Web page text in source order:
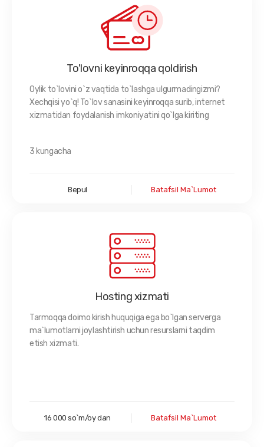
To'lovni keyinroqqa qoldirish
Oylik to`lovini o`z vaqtida to`lashga ulgurmadingizmi?
Xechqisi yo`q! To`lov sanasini keyinroqqa surib, internet
xizmatidan foydalanish imkoniyatini qo`lga kiriting
3 kungacha
Bepul Batafsil Ma`lumot
Hosting xizmati
Tarmoqqa doimo kirish huquqiga ega bo`lgan serverga
ma`lumotlarni joylashtirish uchun resurslarni taqdim
etish xizmati.
16 000 so`m/oy dan Batafsil Ma`lumot